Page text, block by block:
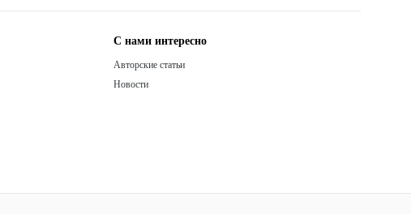
С нами интересно
Авторские статьи
Новости